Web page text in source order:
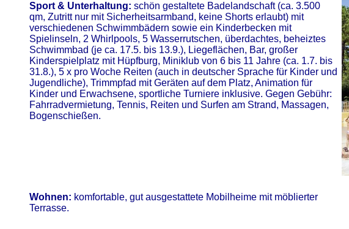
Sport & Unterhaltung: schön gestaltete Badelandschaft (ca. 3.500
qm, Zutritt nur mit Sicherheitsarmband, keine Shorts erlaubt) mit
verschiedenen Schwimmbädern sowie ein Kinderbecken mit
Spielinseln, 2 Whirlpools, 5 Wasserrutschen, überdachtes, beheiztes
Schwimmbad (je ca. 17.5. bis 13.9.), Liegeflächen, Bar, großer
Kinderspielplatz mit Hüpfburg, Miniklub von 6 bis 11 Jahre (ca. 1.7. bis
31.8.), 5 x pro Woche Reiten (auch in deutscher Sprache für Kinder und
Jugendliche), Trimmpfad mit Geräten auf dem Platz, Animation für
Kinder und Erwachsene, sportliche Turniere inklusive. Gegen Gebühr:
Fahrradvermietung, Tennis, Reiten und Surfen am Strand, Massagen,
Bogenschießen.
Wohnen: komfortable, gut ausgestattete Mobilheime mit möblierter
Terrasse.